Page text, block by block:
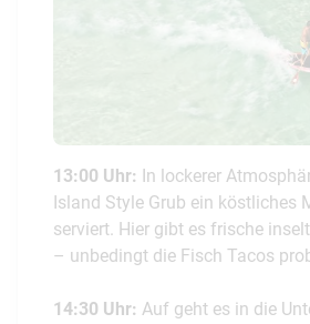
13:00 Uhr: In lockerer
Island Style Grub ein köstliches
serviert. Hier gibt es frische
– unbedingt die Fisch Tacos
14:30 Uhr: Auf geht es in die